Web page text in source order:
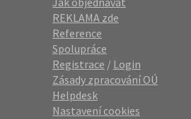
REKLAMA zde
Reference
Spolupráce
Registrace / Login
Zásady zpracování OÚ
Helpdesk
Nastavení cookies